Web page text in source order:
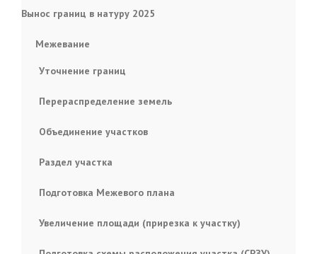
Вынос границ в натуру 2025
Межевание
Уточнение границ
Перераспределение земель
Объединение участков
Раздел участка
Подготовка Межевого плана
Увеличение площади (прирезка к участку)